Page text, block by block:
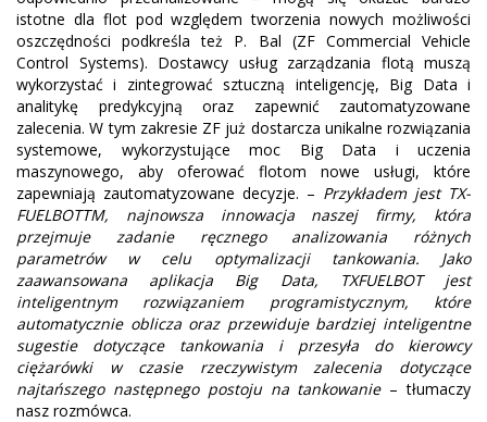
istotne dla flot pod względem tworzenia nowych możliwości
oszczędności podkreśla też P. Bal (ZF Commercial Vehicle
Control Systems). Dostawcy usług zarządzania flotą muszą
wykorzystać i zintegrować sztuczną inteligencję, Big Data i
analitykę predykcyjną oraz zapewnić zautomatyzowane
zalecenia. W tym zakresie ZF już dostarcza unikalne rozwiązania
systemowe, wykorzystujące moc Big Data i uczenia
maszynowego, aby oferować flotom nowe usługi, które
zapewniają zautomatyzowane decyzje. – Przykładem jest TX-
FUELBOTTM, najnowsza innowacja naszej firmy, która
przejmuje zadanie ręcznego analizowania różnych
parametrów w celu optymalizacji tankowania. Jako
zaawansowana aplikacja Big Data, TXFUELBOT jest
inteligentnym rozwiązaniem programistycznym, które
automatycznie oblicza oraz przewiduje bardziej inteligentne
sugestie dotyczące tankowania i przesyła do kierowcy
ciężarówki w czasie rzeczywistym zalecenia dotyczące
najtańszego następnego postoju na tankowanie– tłumaczy
nasz rozmówca.